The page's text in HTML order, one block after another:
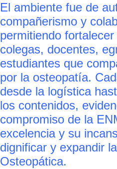
El ambiente fue de
compañerismo y
permitiendo
colegas, docentes,
estudiantes que
por la osteopatía.
desde la logística
los contenidos,
compromiso de la
excelencia y su
dignificar y expandir
Osteopática.